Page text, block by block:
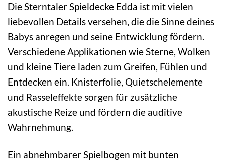
Die Sterntaler Spieldecke Edda ist mit vielen
liebevollen Details versehen, die die Sinne deines
Babys anregen und seine Entwicklung fördern.
Verschiedene Applikationen wie Sterne, Wolken
und kleine Tiere laden zum Greifen, Fühlen und
Entdecken ein. Knisterfolie, Quietschelemente
und Rasseleffekte sorgen für zusätzliche
akustische Reize und fördern die auditive
Wahrnehmung.
Ein abnehmbarer Spielbogen mit bunten